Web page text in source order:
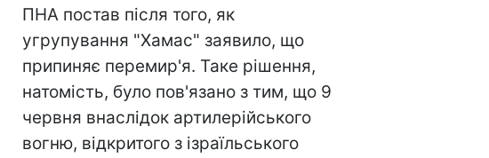
ПНА постав після того, як
угрупування "Хамас" заявило, що
припиняє перемир'я. Таке рішення,
натомість, було пов'язано з тим, що 9
червня внаслідок артилерійського
вогню, відкритого з ізраїльського